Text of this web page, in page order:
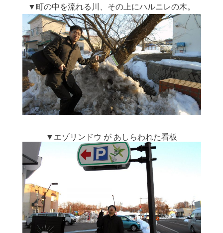
▼町の中を流れる川、その上にハルニレの木。
▼エゾリンドウ が あしらわれた看板